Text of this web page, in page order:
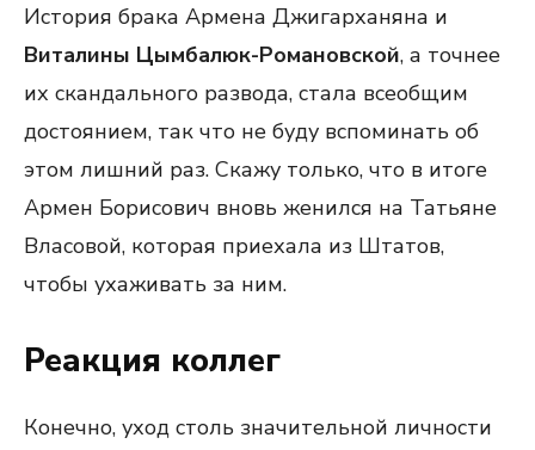
История брака Армена Джигарханяна и
Виталины Цымбалюк-Романовской, а точнее
их скандального развода, стала всеобщим
достоянием, так что не буду вспоминать об
этом лишний раз. Скажу только, что в итоге
Армен Борисович вновь женился на Татьяне
Власовой, которая приехала из Штатов,
чтобы ухаживать за ним.
Реакция коллег
Конечно, уход столь значительной личности